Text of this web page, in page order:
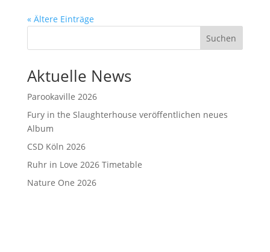
« Ältere Einträge
Suchen
Aktuelle News
Parookaville 2026
Fury in the Slaughterhouse veröffentlichen neues
Album
CSD Köln 2026
Ruhr in Love 2026 Timetable
Nature One 2026